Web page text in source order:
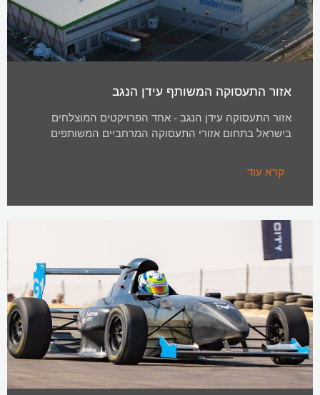
אזור התעסוקה המשותף עידן הנגב
אזור התעסוקה עידן הנגב - אחד הפרויקטים המוצלחים
בישראל בתחום אזורי התעסוקה המרחביים המשותפים
קרא עוד